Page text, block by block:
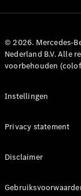
© 2026. Mercedes-
Nederland B.V. Alle
voorbehouden
Instellingen
Privacy statement
Disclaimer